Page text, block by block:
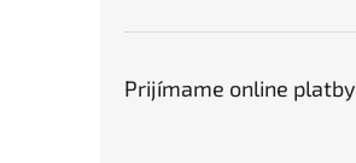
Prijímame online platby